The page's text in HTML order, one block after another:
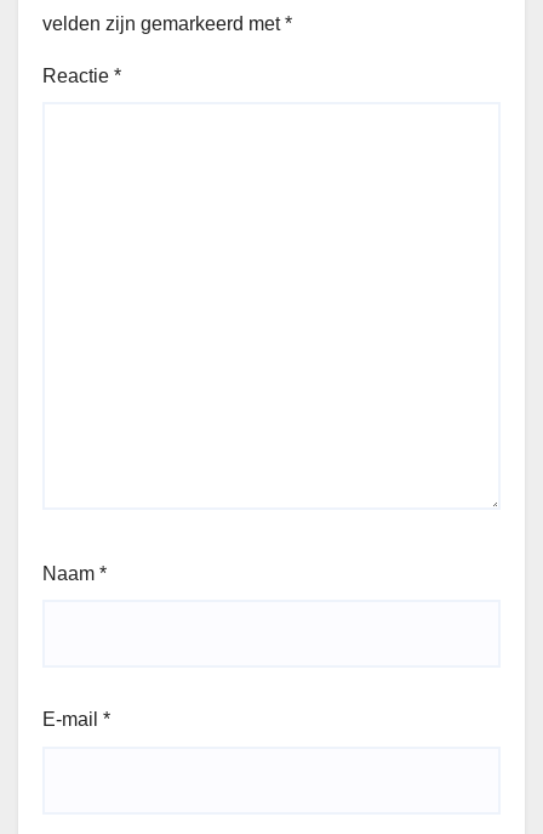
velden zijn gemarkeerd met*
Reactie *
Naam *
E-mail *